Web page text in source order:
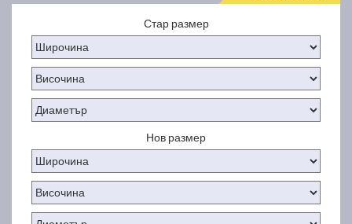
Стар размер
Нов размер